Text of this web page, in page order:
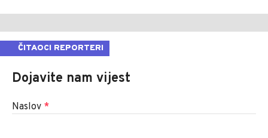
ČITAOCI REPORTERI
Dojavite nam vijest
Naslov *